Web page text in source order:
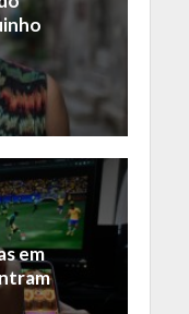
em